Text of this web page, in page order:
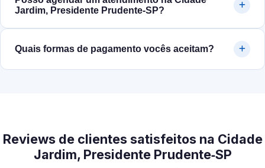
Jardim, Presidente Prudente‑SP?
Quais formas de pagamento vocês aceitam?
Reviews de clientes satisfeitos na Cidade
Jardim, Presidente Prudente‑SP